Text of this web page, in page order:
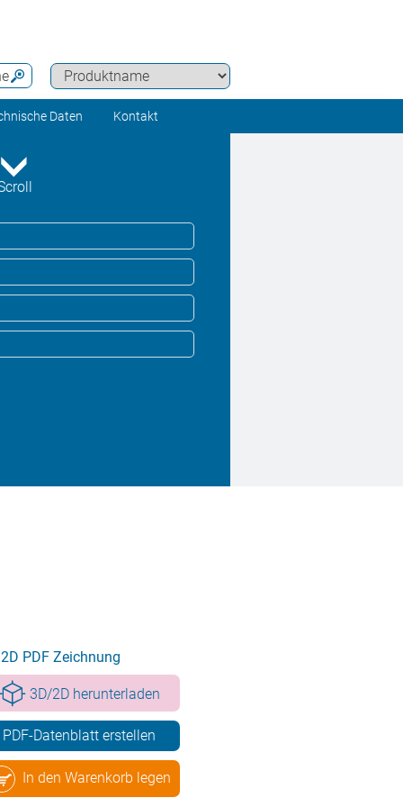
Daten Kontakt
2D PDF Zeichnung
3D/2D herunterladen
PDF-Datenblatt erstellen
In den Warenkorb legen